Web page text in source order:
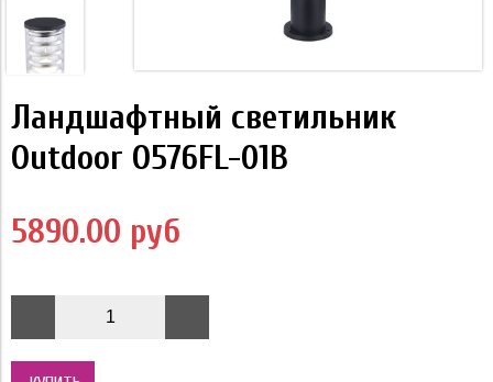
Ландшафтный светильник
Outdoor O576FL-01B
5890.00 руб